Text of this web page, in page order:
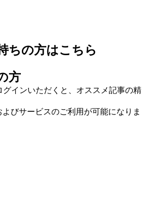
ちの方はこちら
方
インいただくと、オススメ記事の精
びサービスのご利用が可能になりま